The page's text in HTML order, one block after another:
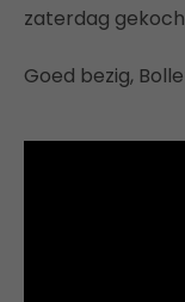
zaterdag
Goed bezig,